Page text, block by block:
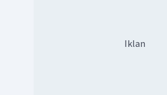
Iklan